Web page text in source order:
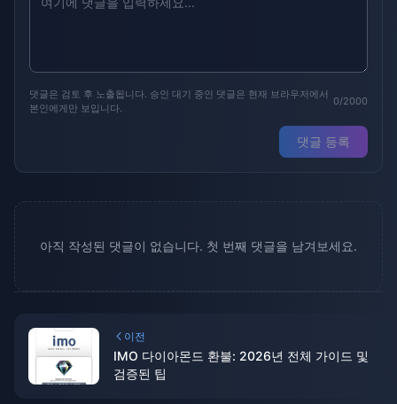
댓글은 검토 후 노출됩니다. 승인 대기 중인 댓글은 현재 브라우저에서
본인에게만 보입니다.
0/2000
댓글 등록
아직 작성된 댓글이 없습니다. 첫 번째 댓글을 남겨보세요.
이전
IMO 다이아몬드 환불: 2026년 전체 가이드 및
검증된 팁